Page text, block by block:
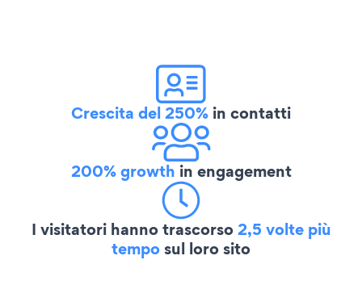
Crescita del 250% in contatti
200% growth in engagement
I visitatori hanno trascorso2,5 volte più
temposul loro sito